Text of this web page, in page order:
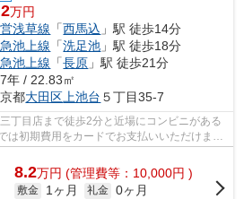
万円
浅草線 「西馬込 」駅 徒歩14分
池上線 「洗足池 」駅 徒歩18分
池上線 「長原 」駅 徒歩21分
年 / 22.83㎡
都大田区 上池台 ５丁目35-7
丁目店まで徒歩2分と近場にコンビニがある
は初期費用をカードでお支払いいただけま
車での移...
8.2万円 (管理費等：10,000円 )
敷金 1ヶ月 礼金 0ヶ月